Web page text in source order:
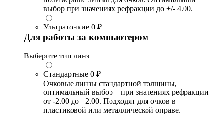
выбор при значениях рефракции до +/- 4.00.
Ультратонкие 0 ₽
Для работы за компьютером
Выберите тип линз
Стандартные 0 ₽
Очковые линзы стандартной толщины,
оптимальный выбор – при значениях рефракции
от -2.00 до +2.00. Подходят для очков в
пластиковой или металлической оправе.